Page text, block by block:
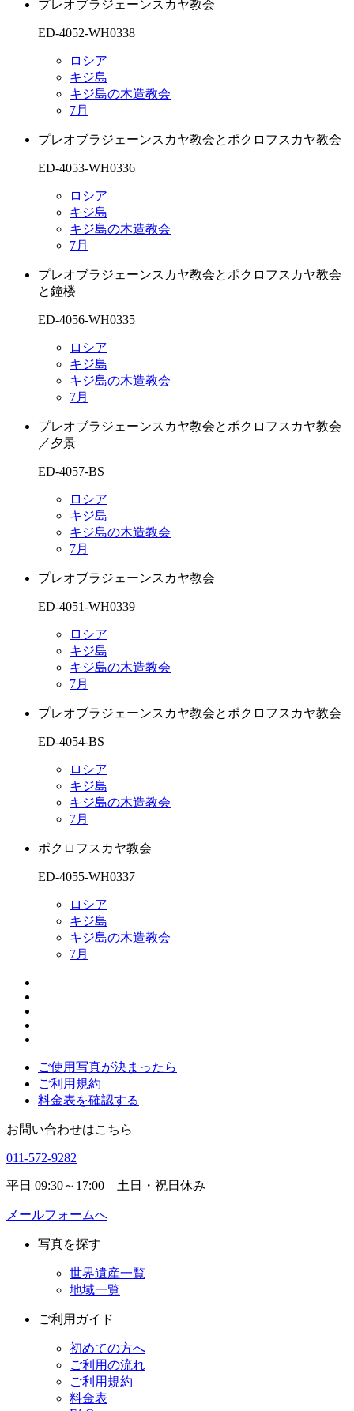
プレオブラジェーンスカヤ教会
ED-4052-WH0338
ロシア
キジ島
キジ島の木造教会
7月
プレオブラジェーンスカヤ教会とポクロフスカヤ教会
ED-4053-WH0336
ロシア
キジ島
キジ島の木造教会
7月
プレオブラジェーンスカヤ教会とポクロフスカヤ教会
と鐘楼
ED-4056-WH0335
ロシア
キジ島
キジ島の木造教会
7月
プレオブラジェーンスカヤ教会とポクロフスカヤ教会
／夕景
ED-4057-BS
ロシア
キジ島
キジ島の木造教会
7月
プレオブラジェーンスカヤ教会
ED-4051-WH0339
ロシア
キジ島
キジ島の木造教会
7月
プレオブラジェーンスカヤ教会とポクロフスカヤ教会
ED-4054-BS
ロシア
キジ島
キジ島の木造教会
7月
ポクロフスカヤ教会
ED-4055-WH0337
ロシア
キジ島
キジ島の木造教会
7月
ご使用写真が決まったら
ご利用規約
料金表を確認する
お問い合わせはこちら
011-572-9282
平日 09:30～17:00 土日・祝日休み
メールフォームへ
写真を探す
世界遺産一覧
地域一覧
ご利用ガイド
初めての方へ
ご利用の流れ
ご利用規約
料金表